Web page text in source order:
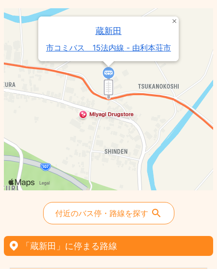
蔵新田
市コミバス 15法内線 - 由利本荘市
付近のバス停・路線を探す
「蔵新田」に停まる路線